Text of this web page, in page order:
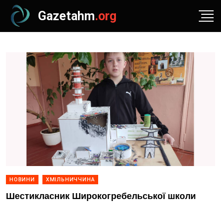
Gazetahm.org
НОВИНИ ХМІЛЬНИЧЧИНА
Шестикласник Широкогребельської школи